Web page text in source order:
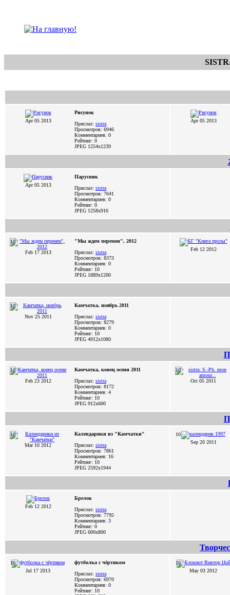
Apr 05 2013
Рисунок
Прислал: sistra
Просмотров: 6946
Комментариев: 0
Рейтинг: 0
JPEG 1254x1239
Apr 05 2013
Apr 05 2013
Парусник
Прислал: sistra
Просмотров: 7641
Комментариев: 0
Рейтинг: 0
JPEG 1258x916
10
Feb 17 2013
"Мы ждем перемен", 2012
Прислал: sistra
Просмотров: 8373
Комментариев: 0
Рейтинг: 10
JPEG 1889x1200
Feb 12 2012
10
Nov 25 2011
Камчатка, ноябрь 2011
Прислал: sistra
Просмотров: 8279
Комментариев: 0
Рейтинг: 10
JPEG 4912x1080
10
Feb 23 2012
Камчатка, конец осени 2011
Прислал: sistra
Просмотров: 8172
Комментариев: 4
Рейтинг: 10
JPEG 912x600
10
Oct 05 2011
10
Mar 10 2012
Календарики из "Камчатки"
Прислал: sistra
Просмотров: 7861
Комментариев: 16
Рейтинг: 10
JPEG 2592x1944
10
Sep 20 2011
Feb 12 2012
Брелок
Прислал: sistra
Просмотров: 7795
Комментариев: 3
Рейтинг: 0
JPEG 600x800
10
Jul 17 2013
футболка с чёртиком
Прислал: sistra
Просмотров: 6970
Комментариев: 0
Рейтинг: 10
10
May 03 2012